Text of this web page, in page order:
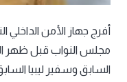
أفرج جهاز الأمن الداخلي
مجلس النواب قبل ظهر
السابق وسفير ليبيا